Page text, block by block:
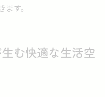
す。
む快適な生活空